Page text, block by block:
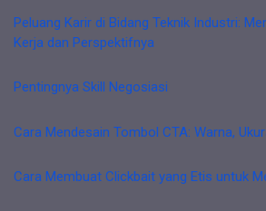
Peluang Karir di Bidang Teknik Industri:
Kerja dan Perspektifnya
Pentingnya Skill Negosiasi
Cara Mendesain Tombol CTA: Warna,
Cara Membuat Clickbait yang Etis untuk